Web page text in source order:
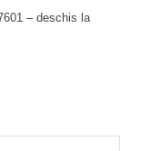
– deschis la